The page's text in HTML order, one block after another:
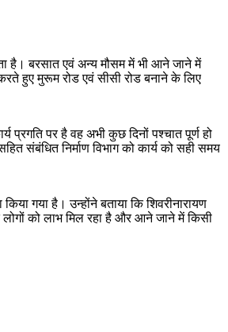
है। बरसात एवं अन्य मौसम में भी आने जाने में
हुए मुरूम रोड एवं सीसी रोड बनाने के लिए
प्रगति पर है वह अभी कुछ दिनों पश्चात पूर्ण हो
संबंधित निर्माण विभाग को कार्य को सही समय
गया है। उन्होंने बताया कि शिवरीनारायण
लोगों को लाभ मिल रहा है और आने जाने में किसी